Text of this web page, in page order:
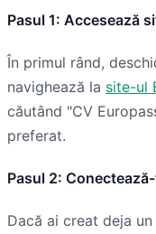
Pasul 1: Accesează
În primul rând,
navighează la site-ul
căutând "CV
preferat.
Pasul 2:
Dacă ai creat deja